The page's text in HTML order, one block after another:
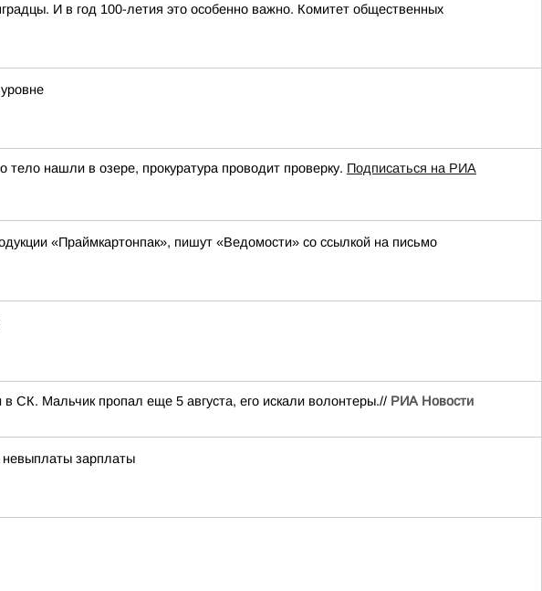
И в год 100-летия это особенно важно. Комитет общественных
нашли в озере, прокуратура проводит проверку. Подписаться на РИА
«Праймкартонпак», пишут «Ведомости» со ссылкой на письмо
СК. Мальчик пропал еще 5 августа, его искали волонтеры.// РИА Новости
невыплаты зарплаты